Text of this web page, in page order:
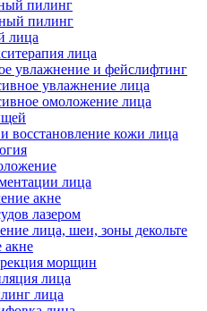
пилинг
пилинг
лица
лица
увлажнение и фейслифтинг
увлажнение лица
омоложение лица
восстановление кожи лица
лица
акне
лазером
лица, шеи, зоны декольте
акне
морщин
лица
лица